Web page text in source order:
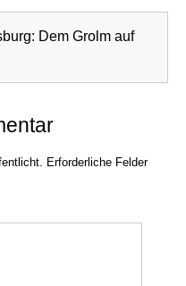
Dem Grolm auf
Erforderliche Felder